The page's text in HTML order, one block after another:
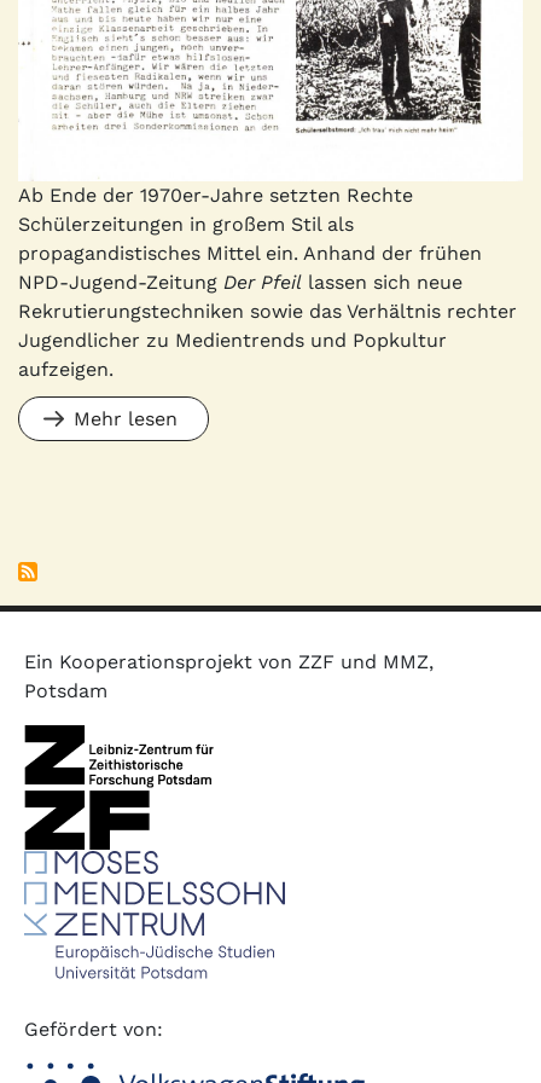
Ab Ende der 1970er-Jahre setzten Rechte
Schülerzeitungen in großem Stil als
propagandistisches Mittel ein. Anhand der frühen
NPD-Jugend-Zeitung Der Pfeil lassen sich neue
Rekrutierungstechniken sowie das Verhältnis rechter
Jugendlicher zu Medientrends und Popkultur
aufzeigen.
Mehr lesen
Ein Kooperationsprojekt von ZZF und MMZ,
Potsdam
Gefördert von: